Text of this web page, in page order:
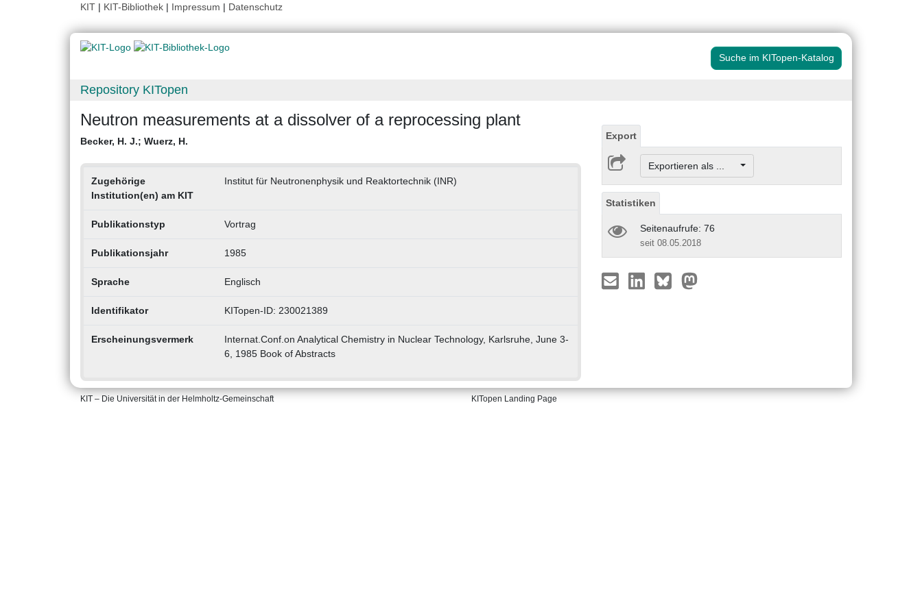
KIT | KIT-Bibliothek | Impressum | Datenschutz
Suche im KITopen-Katalog
Repository KITopen
Neutron measurements at a dissolver of a reprocessing plant
Becker, H. J.; Wuerz, H.
Zugehörige
Institution(en) am KIT
Institut für Neutronenphysik und Reaktortechnik (INR)
Publikationstyp Vortrag
Publikationsjahr 1985
Sprache Englisch
Identifikator KITopen-ID: 230021389
Erscheinungsvermerk
Internat.Conf.on Analytical Chemistry in Nuclear Technology, Karlsruhe, June 3-
6, 1985 Book of Abstracts
Export
Exportieren als ...
Statistiken
Seitenaufrufe: 76
seit 08.05.2018
KIT – Die Universität in der Helmholtz-Gemeinschaft KITopen Landing Page